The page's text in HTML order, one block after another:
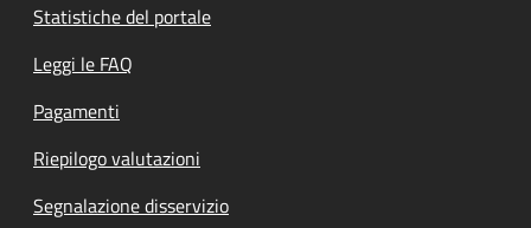
Statistiche del portale
Leggi le FAQ
Pagamenti
Riepilogo valutazioni
Segnalazione disservizio